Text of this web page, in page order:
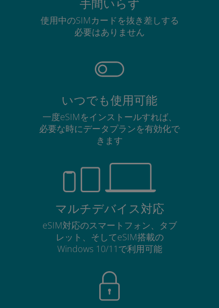
手間いらず
使用中のSIMカードを抜き差しする
必要はありません
いつでも使用可能
一度eSIMをインストールすれば、
必要な時にデータプランを有効化で
きます
マルチデバイス対応
eSIM対応のスマートフォン、タブ
レット、そしてeSIM搭載の
Windows 10/11で利用可能